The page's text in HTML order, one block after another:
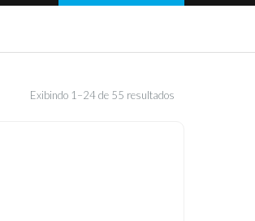
Exibindo 1–24 de 55 resultados